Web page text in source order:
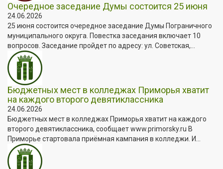
Очередное заседание Думы состоится 25 июня
24.06.2026
25 июня состоится очередное заседание Думы Пограничного
муниципального округа. Повестка заседания включает 10
вопросов. Заседание пройдет по адресу: ул. Советская,...
Бюджетных мест в колледжах Приморья хватит
на каждого второго девятиклассника
24.06.2026
Бюджетных мест в колледжах Приморья хватит на каждого
второго девятиклассника, сообщает www.primorsky.ru В
Приморье стартовала приёмная кампания в колледжи. И...